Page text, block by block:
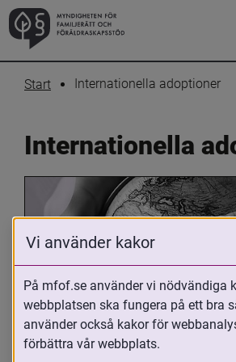
Start Internationella adoptioner
Internationella
Oavsett om du är adopterad,
adoptivförälder eller arbetar
Vi använder kakor
På mfof.se använder vi nödvändiga
webbplatsen ska fungera på ett bra
använder också kakor för
förbättra vår webbplats.